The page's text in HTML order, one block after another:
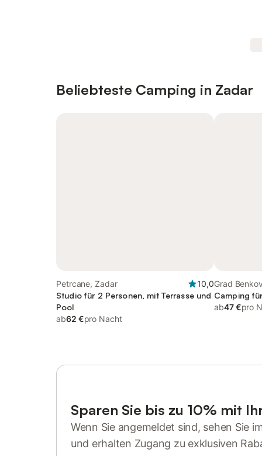
Beliebteste Camping in Zadar
Petrcane, Zadar
10,0
Studio für 2 Personen, mit Terrasse und
Pool
ab62 €pro Nacht
Grad
Camping
ab47 €pro
Sparen Sie bis zu 10% mit
Wenn Sie angemeldet sind, sehen Sie
und erhalten Zugang zu exklusiven